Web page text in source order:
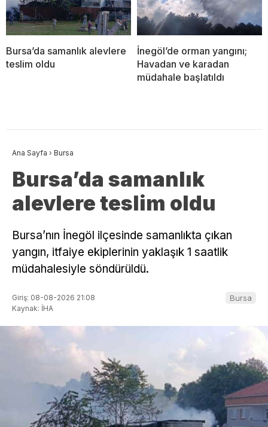
Bursa’da samanlık alevlere
teslim oldu
İnegöl’de orman yangını;
Havadan ve karadan
müdahale başlatıldı
Ana Sayfa › Bursa
Bursa’da samanlık
alevlere teslim oldu
Bursa’nın İnegöl ilçesinde samanlıkta çıkan
yangın, itfaiye ekiplerinin yaklaşık 1 saatlik
müdahalesiyle söndürüldü.
Giriş: 08-08-2026 21:08
Kaynak: İHA
Bursa